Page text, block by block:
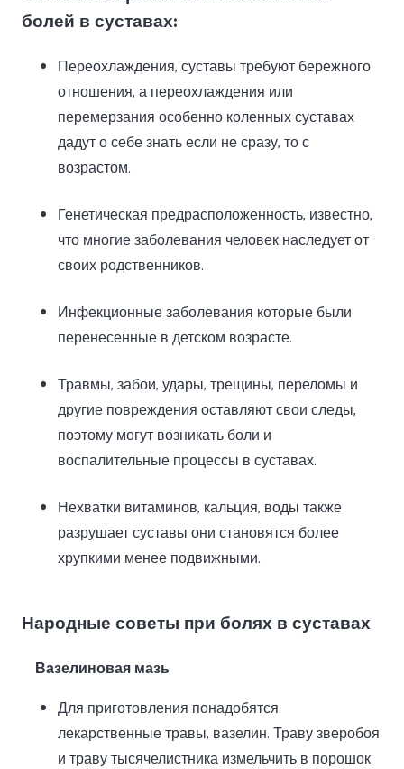
болей в суставах:
Переохлаждения, суставы требуют бережного
отношения, а переохлаждения или
перемерзания особенно коленных суставах
дадут о себе знать если не сразу, то с
возрастом.
Генетическая предрасположенность, известно,
что многие заболевания человек наследует от
своих родственников.
Инфекционные заболевания которые были
перенесенные в детском возрасте.
Травмы, забои, удары, трещины, переломы и
другие повреждения оставляют свои следы,
поэтому могут возникать боли и
воспалительные процессы в суставах.
Нехватки витаминов, кальция, воды также
разрушает суставы они становятся более
хрупкими менее подвижными.
Народные советы при болях в суставах
Вазелиновая мазь
Для приготовления понадобятся
лекарственные травы, вазелин. Траву зверобоя
и траву тысячелистника измельчить в порошок